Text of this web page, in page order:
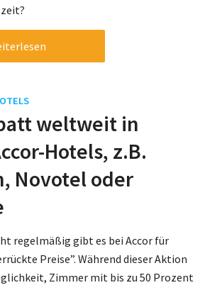
weltweit in
Hotels, z.B.
Novotel oder
regelmäßig gibt es bei Accor für
Preise”. Während dieser Aktion
Zimmer mit bis zu 50 Prozent